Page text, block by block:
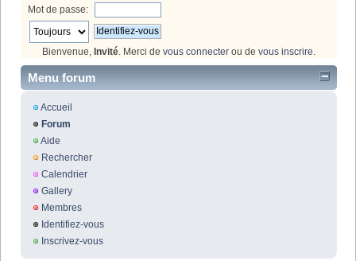
Mot de passe:
Bienvenue, Invité . Merci de vous connecter ou de vous inscrire
Menu forum
Accueil
Forum
Aide
Rechercher
Calendrier
Gallery
Membres
Identifiez-vous
Inscrivez-vous